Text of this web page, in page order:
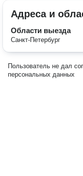
Адреса и
Области выезда
Санкт-Петербург
Пользователь не дал
персональных данных